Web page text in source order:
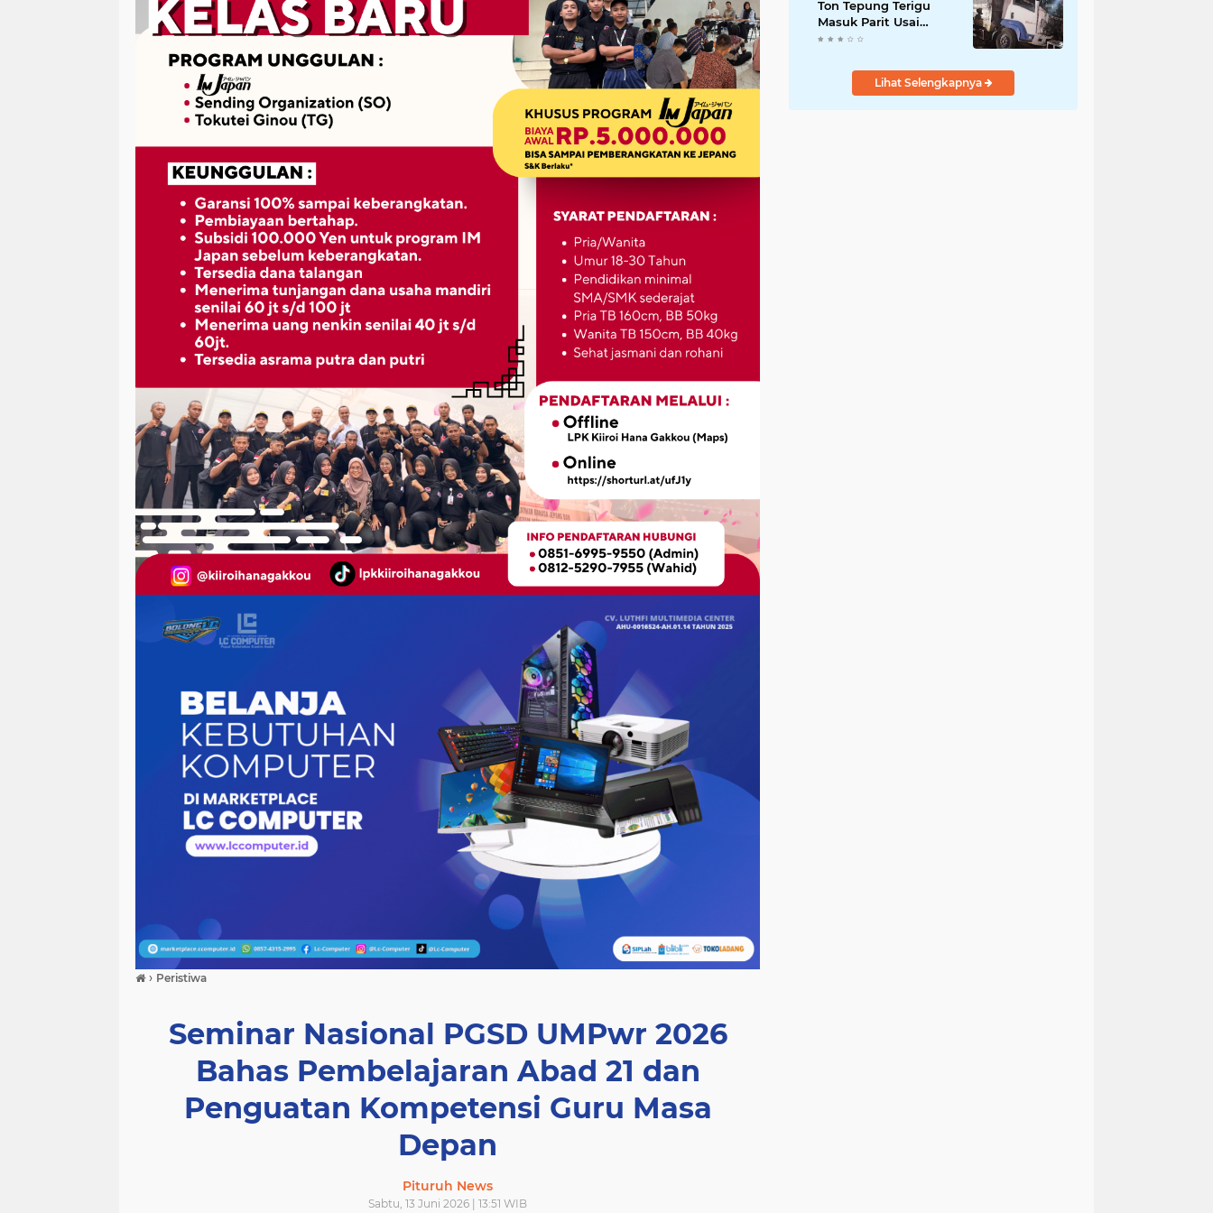
› Peristiwa
Seminar Nasional PGSD UMPwr 2026
Bahas Pembelajaran Abad 21 dan
Penguatan Kompetensi Guru Masa
Depan
Pituruh News
Sabtu, 13 Juni 2026 | 13:51 WIB
Ton Tepung Terigu
Masuk Parit Usai
Tabrak Motor di Depan
Satu Orang Tewas
Lihat Selengkapnya